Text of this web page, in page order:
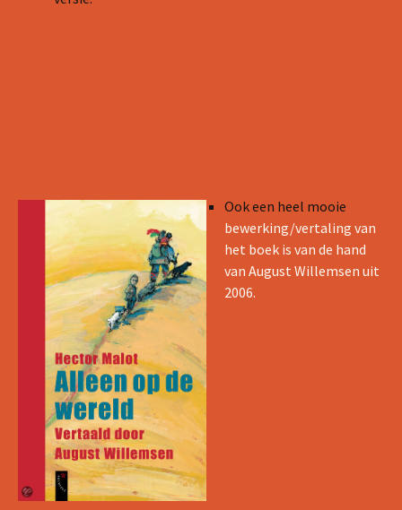
Ook een heel mooie
bewerking/vertaling van
het boek is van de hand
van August Willemsen uit
2006.